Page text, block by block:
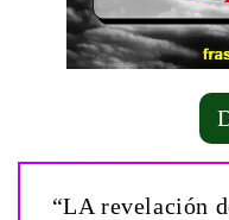
“LA revelación